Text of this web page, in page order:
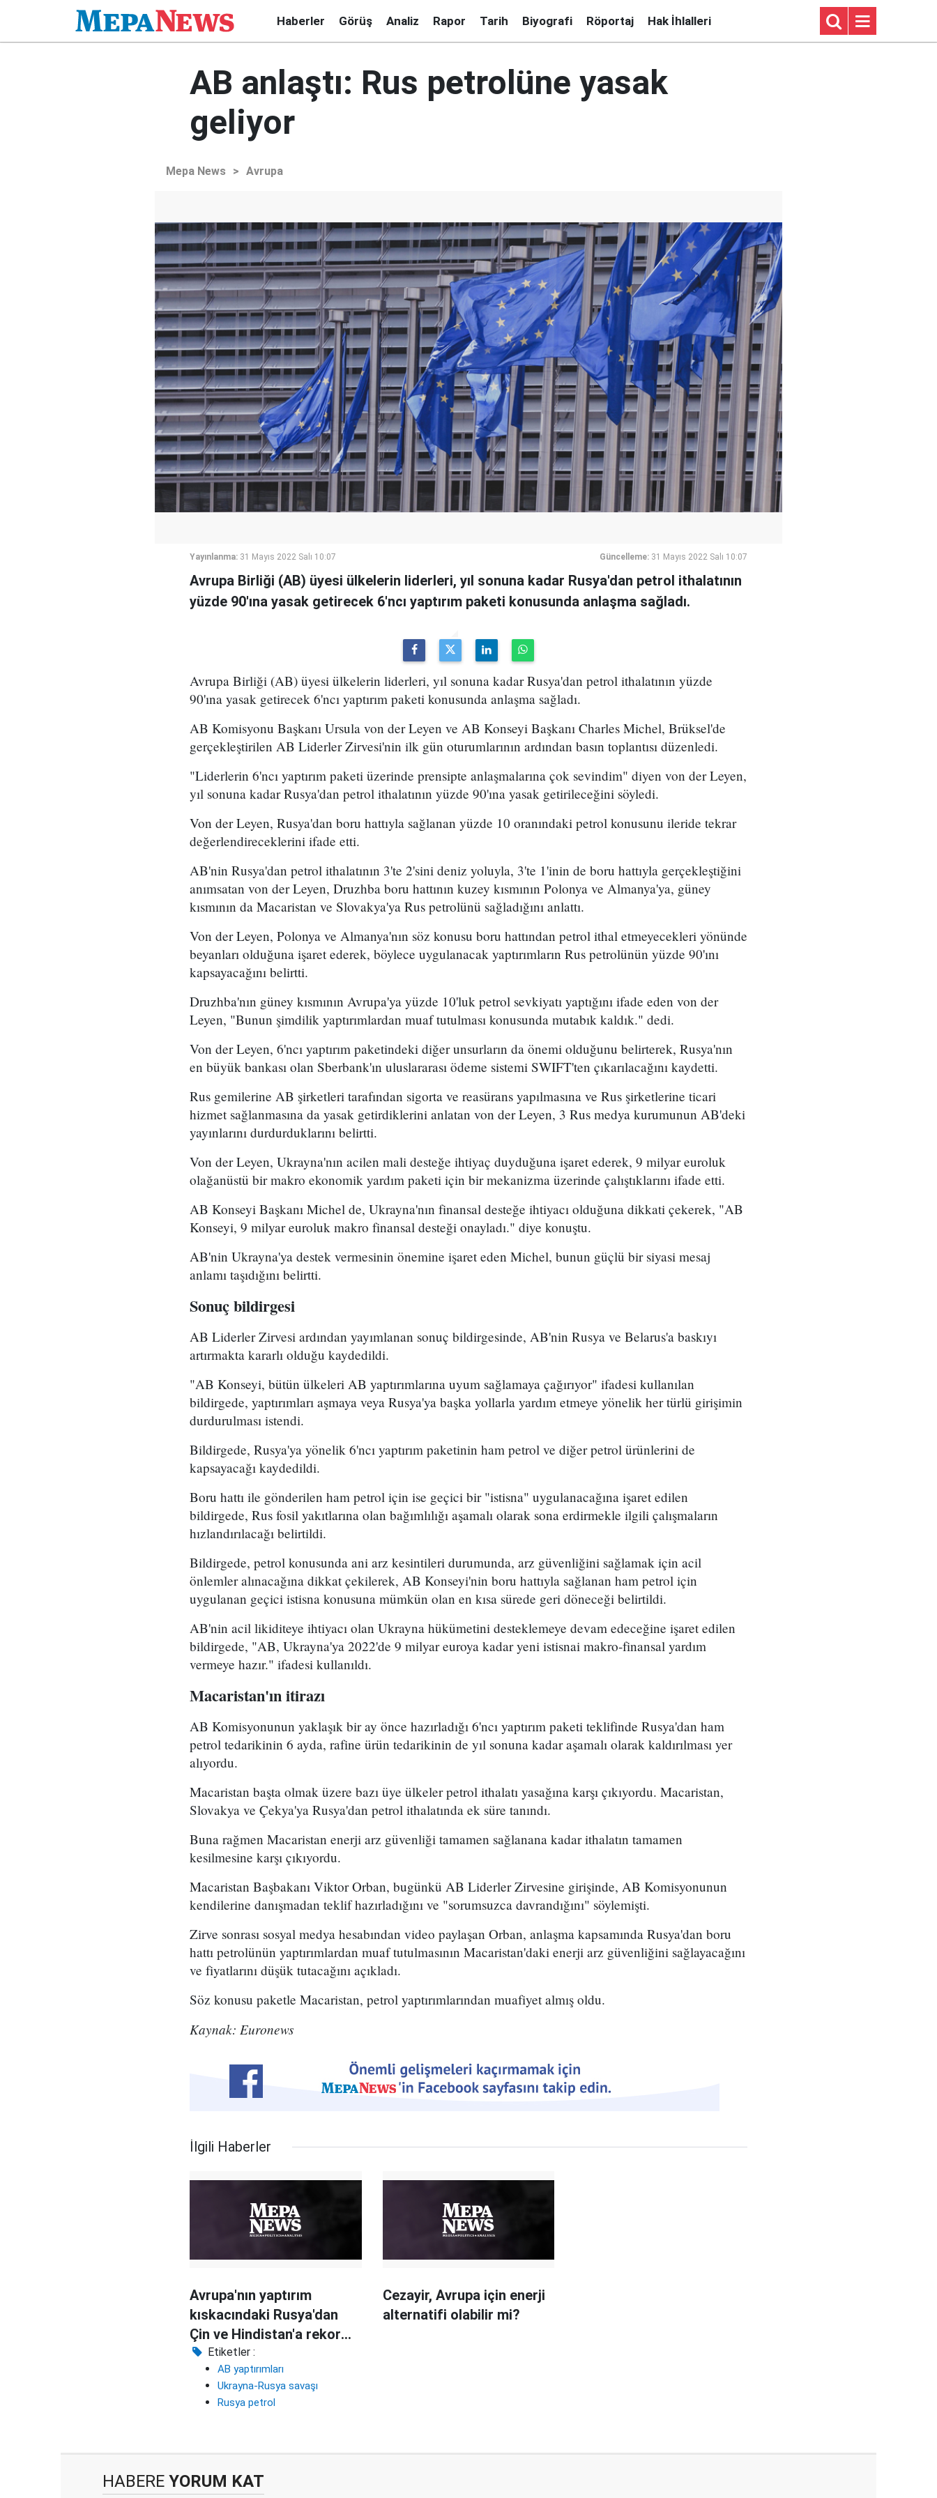
Haberler Görüş Analiz Rapor Tarih Biyografi Röportaj Hak İhlalleri
AB anlaştı: Rus petrolüne yasak
geliyor
Mepa News > Avrupa
Yayınlanma: 31 Mayıs 2022 Salı 10:07 Güncelleme: 31 Mayıs 2022 Salı 10:07
Avrupa Birliği (AB) üyesi ülkelerin liderleri, yıl sonuna kadar Rusya'dan petrol ithalatının
yüzde 90'ına yasak getirecek 6'ncı yaptırım paketi konusunda anlaşma sağladı.
Avrupa Birliği (AB) üyesi ülkelerin liderleri, yıl sonuna kadar Rusya'dan petrol ithalatının yüzde
90'ına yasak getirecek 6'ncı yaptırım paketi konusunda anlaşma sağladı.
AB Komisyonu Başkanı Ursula von der Leyen ve AB Konseyi Başkanı Charles Michel, Brüksel'de
gerçekleştirilen AB Liderler Zirvesi'nin ilk gün oturumlarının ardından basın toplantısı düzenledi.
"Liderlerin 6'ncı yaptırım paketi üzerinde prensipte anlaşmalarına çok sevindim" diyen von der Leyen,
yıl sonuna kadar Rusya'dan petrol ithalatının yüzde 90'ına yasak getirileceğini söyledi.
Von der Leyen, Rusya'dan boru hattıyla sağlanan yüzde 10 oranındaki petrol konusunu ileride tekrar
değerlendireceklerini ifade etti.
AB'nin Rusya'dan petrol ithalatının 3'te 2'sini deniz yoluyla, 3'te 1'inin de boru hattıyla gerçekleştiğini
anımsatan von der Leyen, Druzhba boru hattının kuzey kısmının Polonya ve Almanya'ya, güney
kısmının da Macaristan ve Slovakya'ya Rus petrolünü sağladığını anlattı.
Von der Leyen, Polonya ve Almanya'nın söz konusu boru hattından petrol ithal etmeyecekleri yönünde
beyanları olduğuna işaret ederek, böylece uygulanacak yaptırımların Rus petrolünün yüzde 90'ını
kapsayacağını belirtti.
Druzhba'nın güney kısmının Avrupa'ya yüzde 10'luk petrol sevkiyatı yaptığını ifade eden von der
Leyen, "Bunun şimdilik yaptırımlardan muaf tutulması konusunda mutabık kaldık." dedi.
Von der Leyen, 6'ncı yaptırım paketindeki diğer unsurların da önemi olduğunu belirterek, Rusya'nın
en büyük bankası olan Sberbank'ın uluslararası ödeme sistemi SWIFT'ten çıkarılacağını kaydetti.
Rus gemilerine AB şirketleri tarafından sigorta ve reasürans yapılmasına ve Rus şirketlerine ticari
hizmet sağlanmasına da yasak getirdiklerini anlatan von der Leyen, 3 Rus medya kurumunun AB'deki
yayınlarını durdurduklarını belirtti.
Von der Leyen, Ukrayna'nın acilen mali desteğe ihtiyaç duyduğuna işaret ederek, 9 milyar euroluk
olağanüstü bir makro ekonomik yardım paketi için bir mekanizma üzerinde çalıştıklarını ifade etti.
AB Konseyi Başkanı Michel de, Ukrayna'nın finansal desteğe ihtiyacı olduğuna dikkati çekerek, "AB
Konseyi, 9 milyar euroluk makro finansal desteği onayladı." diye konuştu.
AB'nin Ukrayna'ya destek vermesinin önemine işaret eden Michel, bunun güçlü bir siyasi mesaj
anlamı taşıdığını belirtti.
Sonuç bildirgesi
AB Liderler Zirvesi ardından yayımlanan sonuç bildirgesinde, AB'nin Rusya ve Belarus'a baskıyı
artırmakta kararlı olduğu kaydedildi.
"AB Konseyi, bütün ülkeleri AB yaptırımlarına uyum sağlamaya çağırıyor" ifadesi kullanılan
bildirgede, yaptırımları aşmaya veya Rusya'ya başka yollarla yardım etmeye yönelik her türlü girişimin
durdurulması istendi.
Bildirgede, Rusya'ya yönelik 6'ncı yaptırım paketinin ham petrol ve diğer petrol ürünlerini de
kapsayacağı kaydedildi.
Boru hattı ile gönderilen ham petrol için ise geçici bir "istisna" uygulanacağına işaret edilen
bildirgede, Rus fosil yakıtlarına olan bağımlılığı aşamalı olarak sona erdirmekle ilgili çalışmaların
hızlandırılacağı belirtildi.
Bildirgede, petrol konusunda ani arz kesintileri durumunda, arz güvenliğini sağlamak için acil
önlemler alınacağına dikkat çekilerek, AB Konseyi'nin boru hattıyla sağlanan ham petrol için
uygulanan geçici istisna konusuna mümkün olan en kısa sürede geri döneceği belirtildi.
AB'nin acil likiditeye ihtiyacı olan Ukrayna hükümetini desteklemeye devam edeceğine işaret edilen
bildirgede, "AB, Ukrayna'ya 2022'de 9 milyar euroya kadar yeni istisnai makro-finansal yardım
vermeye hazır." ifadesi kullanıldı.
Macaristan'ın itirazı
AB Komisyonunun yaklaşık bir ay önce hazırladığı 6'ncı yaptırım paketi teklifinde Rusya'dan ham
petrol tedarikinin 6 ayda, rafine ürün tedarikinin de yıl sonuna kadar aşamalı olarak kaldırılması yer
alıyordu.
Macaristan başta olmak üzere bazı üye ülkeler petrol ithalatı yasağına karşı çıkıyordu. Macaristan,
Slovakya ve Çekya'ya Rusya'dan petrol ithalatında ek süre tanındı.
Buna rağmen Macaristan enerji arz güvenliği tamamen sağlanana kadar ithalatın tamamen
kesilmesine karşı çıkıyordu.
Macaristan Başbakanı Viktor Orban, bugünkü AB Liderler Zirvesine girişinde, AB Komisyonunun
kendilerine danışmadan teklif hazırladığını ve "sorumsuzca davrandığını" söylemişti.
Zirve sonrası sosyal medya hesabından video paylaşan Orban, anlaşma kapsamında Rusya'dan boru
hattı petrolünün yaptırımlardan muaf tutulmasının Macaristan'daki enerji arz güvenliğini sağlayacağını
ve fiyatlarını düşük tutacağını açıkladı.
Söz konusu paketle Macaristan, petrol yaptırımlarından muafiyet almış oldu.
Kaynak: Euronews
İlgili Haberler
Avrupa'nın yaptırım
kıskacındaki Rusya'dan
Çin ve Hindistan'a rekor
petrol satışı
Cezayir, Avrupa için enerji
alternatifi olabilir mi?
Etiketler :
AB yaptırımları
Ukrayna-Rusya savaşı
Rusya petrol
HABERE YORUM KAT